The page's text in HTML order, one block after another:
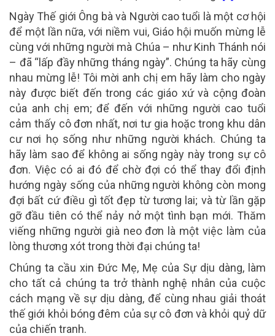
Ngày Thế giới Ông bà và Người cao tuổi là một cơ hội
để một lần nữa, với niềm vui, Giáo hội muốn mừng lễ
cùng với những người mà Chúa – như Kinh Thánh nói
– đã “lấp đầy những tháng ngày”. Chúng ta hãy cùng
nhau mừng lễ! Tôi mời anh chị em hãy làm cho ngày
này được biết đến trong các giáo xứ và cộng đoàn
của anh chị em; để đến với những người cao tuổi
cảm thấy cô đơn nhất, nơi tư gia hoặc trong khu dân
cư nơi họ sống như những người khách. Chúng ta
hãy làm sao để không ai sống ngày này trong sự cô
đơn. Việc có ai đó để chờ đợi có thể thay đổi định
hướng ngày sống của những người không còn mong
đợi bất cứ điều gì tốt đẹp từ tương lai; và từ lần gặp
gỡ đầu tiên có thể nảy nở một tình bạn mới. Thăm
viếng những người già neo đơn là một việc làm của
lòng thương xót trong thời đại chúng ta!
Chúng ta cầu xin Đức Mẹ, Mẹ của Sự dịu dàng, làm
cho tất cả chúng ta trở thành nghệ nhân của cuộc
cách mạng về sự dịu dàng, để cùng nhau giải thoát
thế giới khỏi bóng đêm của sự cô đơn và khỏi quỷ dữ
của chiến tranh.